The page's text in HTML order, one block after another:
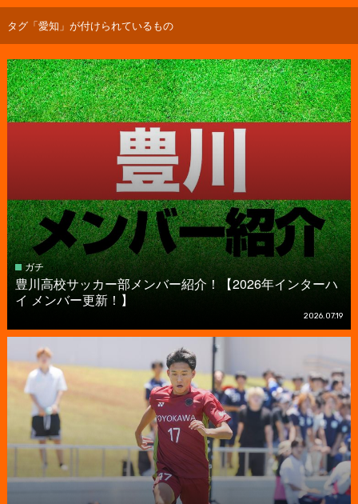
タグ「愛知」が付けられているもの
ガチ
豊川高校サッカー部メンバー紹介！【2026年インターハ
イ メンバー更新！】
2026.07.19